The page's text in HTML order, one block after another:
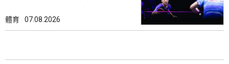
體育 07.08.2026